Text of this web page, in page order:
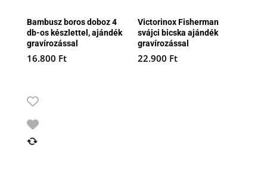
Bambusz boros doboz 4
db-os készlettel, ajándék
gravírozással
16.800 Ft
Victorinox Fisherman
svájci bicska ajándék
gravírozással
22.900 Ft